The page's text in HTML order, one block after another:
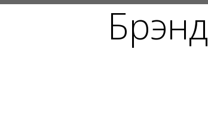
Брэнд